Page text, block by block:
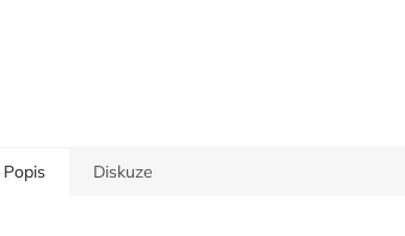
Popis Diskuze